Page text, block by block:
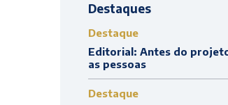
Destaques
Destaque
Editorial: Antes do
as pessoas
Destaque